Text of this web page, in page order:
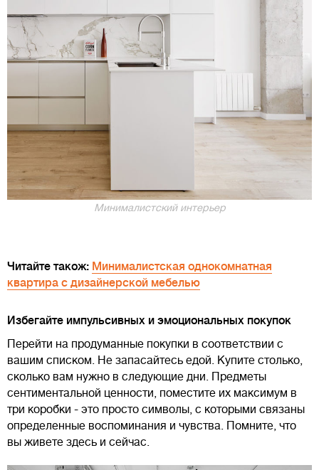
Минималистский интерьер
Читайте також: Минималистская однокомнатная
квартира с дизайнерской мебелью
Избегайте импульсивных и эмоциональных покупок
Перейти на продуманные покупки в соответствии с
вашим списком. Не запасайтесь едой. Купите столько,
сколько вам нужно в следующие дни. Предметы
сентиментальной ценности, поместите их максимум в
три коробки - это просто символы, с которыми связаны
определенные воспоминания и чувства. Помните, что
вы живете здесь и сейчас.